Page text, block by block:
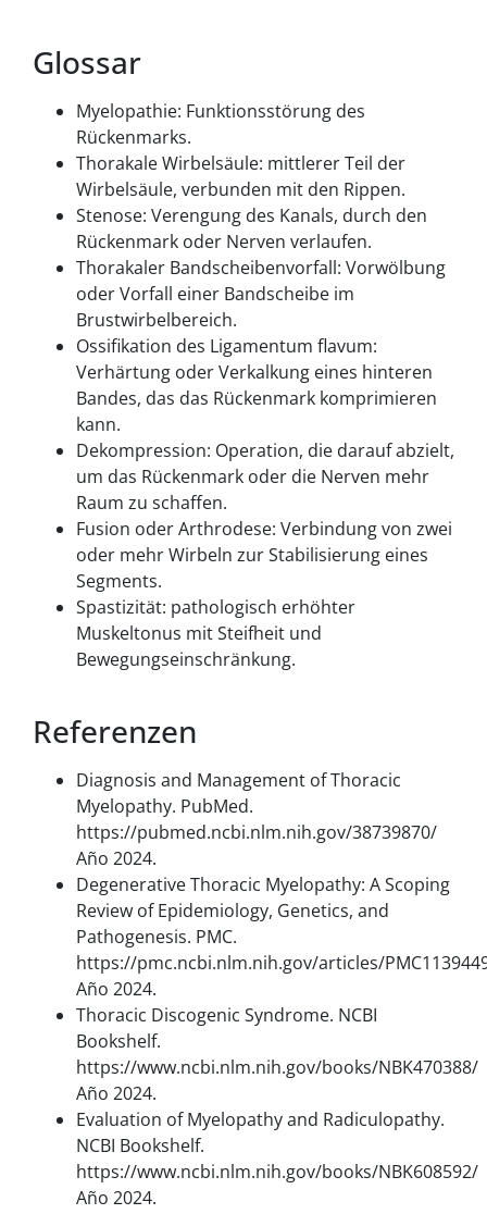
Glossar
Myelopathie: Funktionsstörung des
Rückenmarks.
Thorakale Wirbelsäule: mittlerer Teil der
Wirbelsäule, verbunden mit den Rippen.
Stenose: Verengung des Kanals, durch den
Rückenmark oder Nerven verlaufen.
Thorakaler Bandscheibenvorfall: Vorwölbung
oder Vorfall einer Bandscheibe im
Brustwirbelbereich.
Ossifikation des Ligamentum flavum:
Verhärtung oder Verkalkung eines hinteren
Bandes, das das Rückenmark komprimieren
kann.
Dekompression: Operation, die darauf abzielt,
um das Rückenmark oder die Nerven mehr
Raum zu schaffen.
Fusion oder Arthrodese: Verbindung von zwei
oder mehr Wirbeln zur Stabilisierung eines
Segments.
Spastizität: pathologisch erhöhter
Muskeltonus mit Steifheit und
Bewegungseinschränkung.
Referenzen
Diagnosis and Management of Thoracic
Myelopathy. PubMed.
https://pubmed.ncbi.nlm.nih.gov/38739870/
Año 2024.
Degenerative Thoracic Myelopathy: A Scoping
Review of Epidemiology, Genetics, and
Pathogenesis. PMC.
https://pmc.ncbi.nlm.nih.gov/articles/
Año 2024.
Thoracic Discogenic Syndrome. NCBI
Bookshelf.
https://www.ncbi.nlm.nih.gov/books/NBK470388/
Año 2024.
Evaluation of Myelopathy and Radiculopathy.
NCBI Bookshelf.
https://www.ncbi.nlm.nih.gov/books/NBK608592/
Año 2024.